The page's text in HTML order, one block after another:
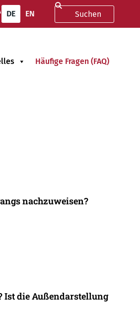
DE EN
Häufige Fragen (FAQ)
nachzuweisen?
Ist die Außendarstellung